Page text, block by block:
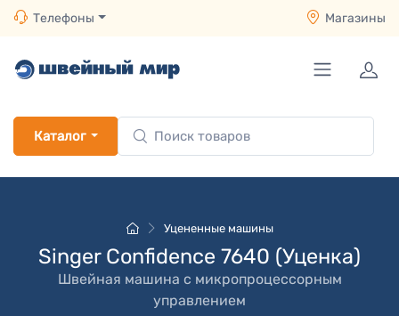
Телефоны Магазины
Каталог
Уцененные машины
Singer Confidence 7640 (Уценка)
Швейная машина с микропроцессорным
управлением